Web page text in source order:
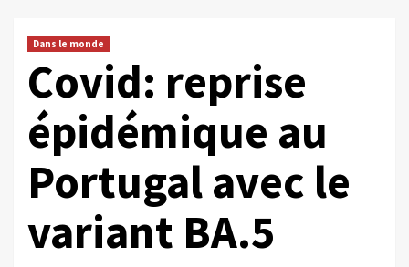
Dans le monde
Covid: reprise
épidémique au
Portugal avec le
variant BA.5